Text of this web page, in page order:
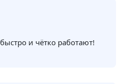
и чётко работают!